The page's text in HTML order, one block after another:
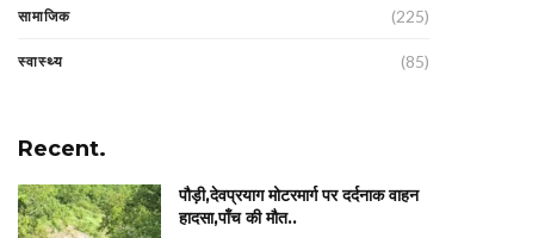
सामाजिक (225)
स्वास्थ्य (85)
Recent.
पौड़ी,देवप्रयाग मोटरमार्ग पर दर्दनाक वाहन
हादसा,पाँच की मौत..